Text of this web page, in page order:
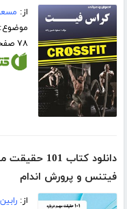
از:
۷۸ صفحه
دانلود کتاب
فیتنس و پرورش اندام
از: